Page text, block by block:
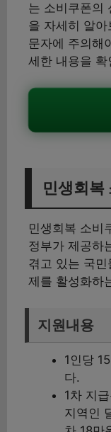
는 소비쿠폰의
을 자세히 알
문자에 주의해
세한 내용을 확
민생회복
민생회복 소비
정부가 제공하
겪고 있는 국
제를 활성화하
지원내용
1인당
다.
1차 지
지역인